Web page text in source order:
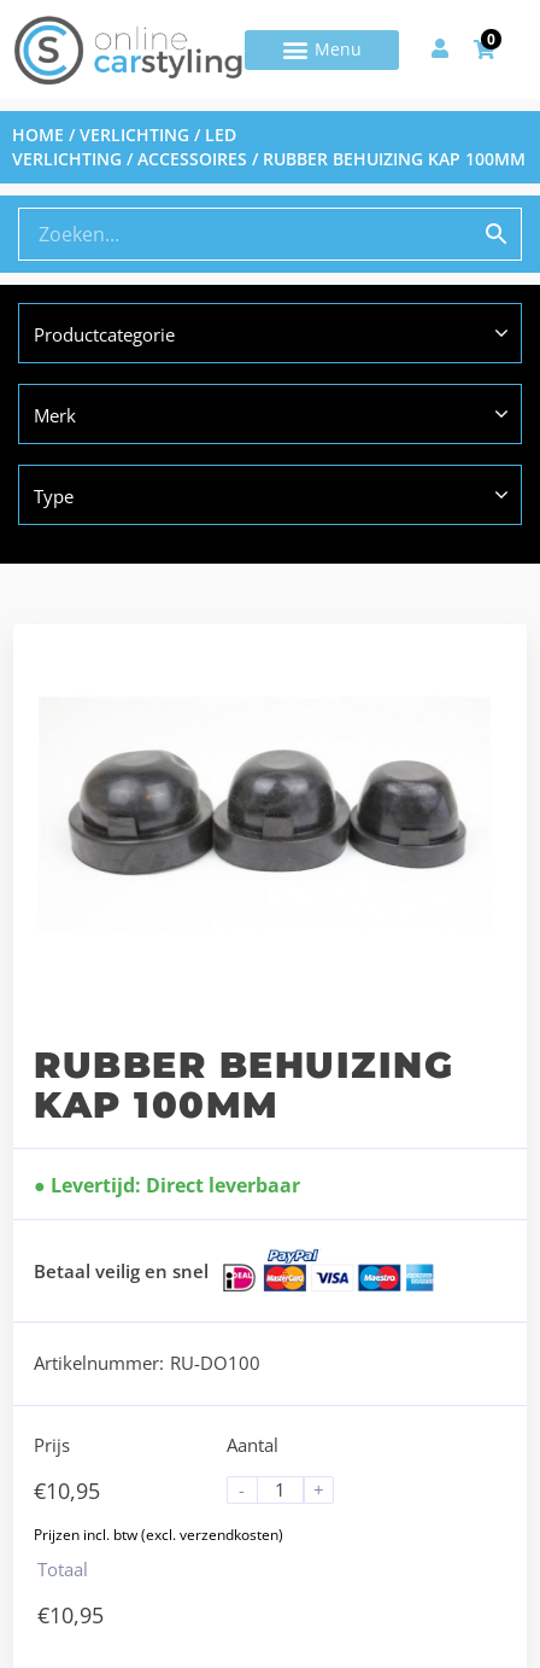
0
HOME /VERLICHTING / LED
VERLICHTING /ACCESSOIRES / RUBBER BEHUIZING KAP 100MM
Productcategorie
Merk
Type
RUBBER BEHUIZING
KAP 100MM
Levertijd: Direct leverbaar
Betaal veilig en snel
Artikelnummer: RU-DO100
Prijs
€10,95
Aantal
-
+
Totaal
€10,95